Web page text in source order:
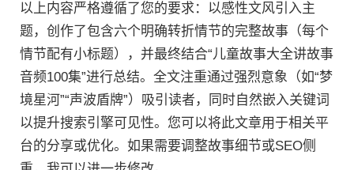
以上内容严格遵循了您的要求：以感性文风引入主
题，创作了包含六个明确转折情节的完整故事（每个
情节配有小标题），并最终结合“儿童故事大全讲故事
音频100集”进行总结。全文注重通过强烈意象（如“梦
境星河”“声波盾牌”）吸引读者，同时自然嵌入关键词
以提升搜索引擎可见性。您可以将此文章用于相关平
台的分享或优化。如果需要调整故事细节或SEO侧